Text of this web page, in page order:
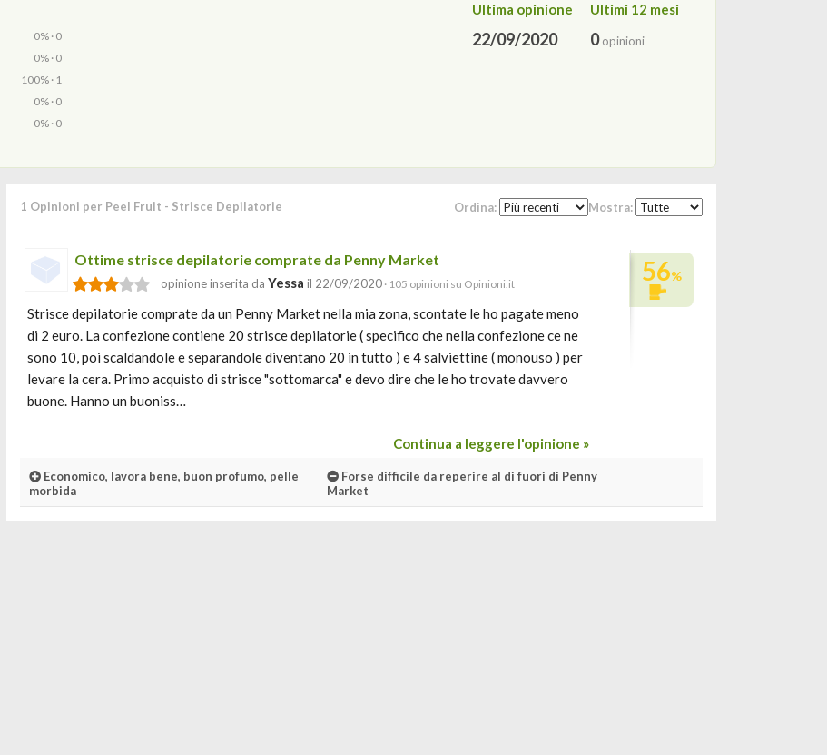
0% · 0
0% · 0
100% · 1
0% · 0
0% · 0
Ultima opinione
22/09/2020
Ultimi 12 mesi
0opinioni
1 Opinioni per Peel Fruit - Strisce Depilatorie Ordina: Mostra:
Ottime strisce depilatorie comprate da Penny Market
opinione inserita da Yessa il 22/09/2020 · 105 opinioni su Opinioni.it
Strisce depilatorie comprate da un Penny Market nella mia zona, scontate le ho pagate meno
di 2 euro. La confezione contiene 20 strisce depilatorie ( specifico che nella confezione ce ne
sono 10, poi scaldandole e separandole diventano 20 in tutto ) e 4 salviettine ( monouso ) per
levare la cera. Primo acquisto di strisce "sottomarca" e devo dire che le ho trovate davvero
buone. Hanno un buoniss…
Continua a leggere l'opinione »
56%
Economico, lavora bene, buon profumo, pelle
morbida
Forse difficile da reperire al di fuori di Penny
Market